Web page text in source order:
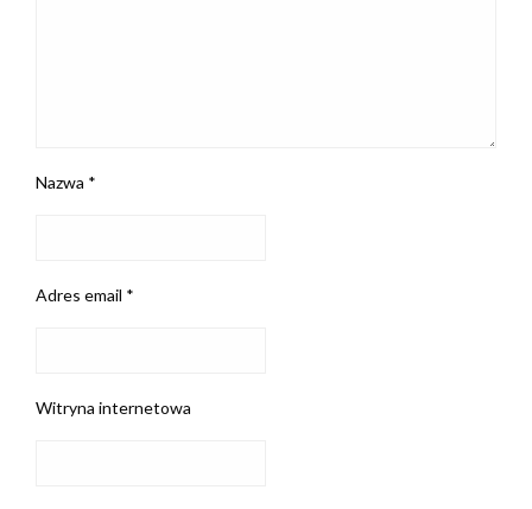
Nazwa *
Adres email *
Witryna internetowa